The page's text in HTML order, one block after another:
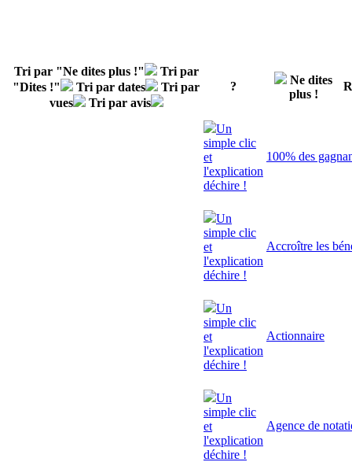
Tri par "Ne dites plus !"
Tri par
"Dites !"
Tri par dates
Tri par
vues
Tri par avis
?
Ne dites
plus !
Un
simple clic
et
l'explication
déchire !
100% des
Un
simple clic
et
l'explication
déchire !
Accroître les
Un
simple clic
et
l'explication
déchire !
Actionnaire
Un
simple clic
et
l'explication
déchire !
Agence de